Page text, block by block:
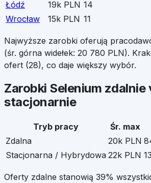
Łódź 19k PLN 14
Wrocław
15k PLN 11
Najwyższe zarobki oferują
(śr. górna widełek: 20 780 PLN).
ofert (28), co daje większy wybór.
Zarobki Selenium zdalnie
stacjonarnie
Tryb pracy Śr. max
Zdalna
20k PLN
Stacjonarna / Hybrydowa 22k PLN
Oferty zdalne stanowią 39%